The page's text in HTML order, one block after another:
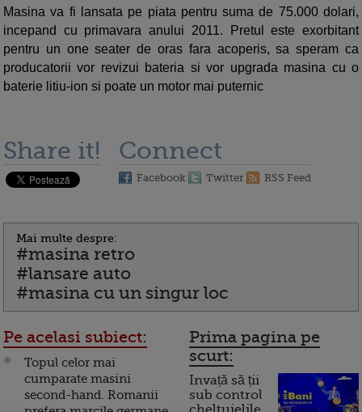
Masina va fi lansata pe piata pentru suma de 75.000 dolari,
incepand cu primavara anului 2011. Pretul este exorbitant
pentru un one seater de oras fara acoperis, sa speram ca
producatorii vor revizui bateria si vor upgrada masina cu o
baterie litiu-ion si poate un motor mai puternic
Share it! Connect
Facebook Twitter RSS Feed
Mai multe despre:
#masina retro
#lansare auto
#masina cu un singur loc
Pe acelasi subiect:
Topul celor mai
cumparate masini
second-hand. Romanii
Prima pagina pe
scurt:
Invață să ții
sub control